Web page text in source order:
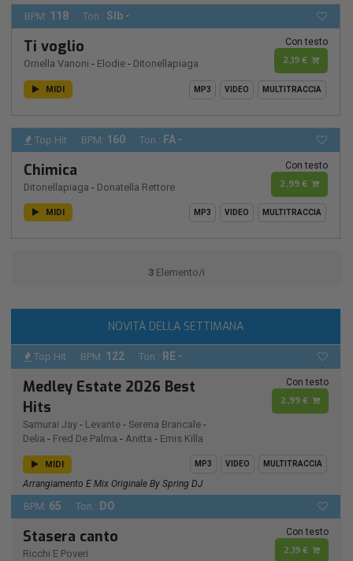
BPM: 118 Ton.: SIb -
Ti voglio
Ornella Vanoni - Elodie - Ditonellapiaga
Con testo
2,19 €
MIDI MP3 VIDEO MULTITRACCIA
Top Hit BPM: 160 Ton.: FA -
Chimica
Ditonellapiaga - Donatella Rettore
Con testo
2,99 €
MIDI MP3 VIDEO MULTITRACCIA
3 Elemento/i
NOVITÀ DELLA SETTIMANA
Top Hit BPM: 122 Ton.: RE -
Medley Estate 2026 Best
Hits
Samurai Jay - Levante - Serena Brancale -
Delia - Fred De Palma - Anitta - Emis Killa
Con testo
2,99 €
MIDI MP3 VIDEO MULTITRACCIA
Arrangiamento E Mix Originale By Spring DJ
BPM: 65 Ton.: DO
Stasera canto
Ricchi E Poveri
Con testo
2,19 €